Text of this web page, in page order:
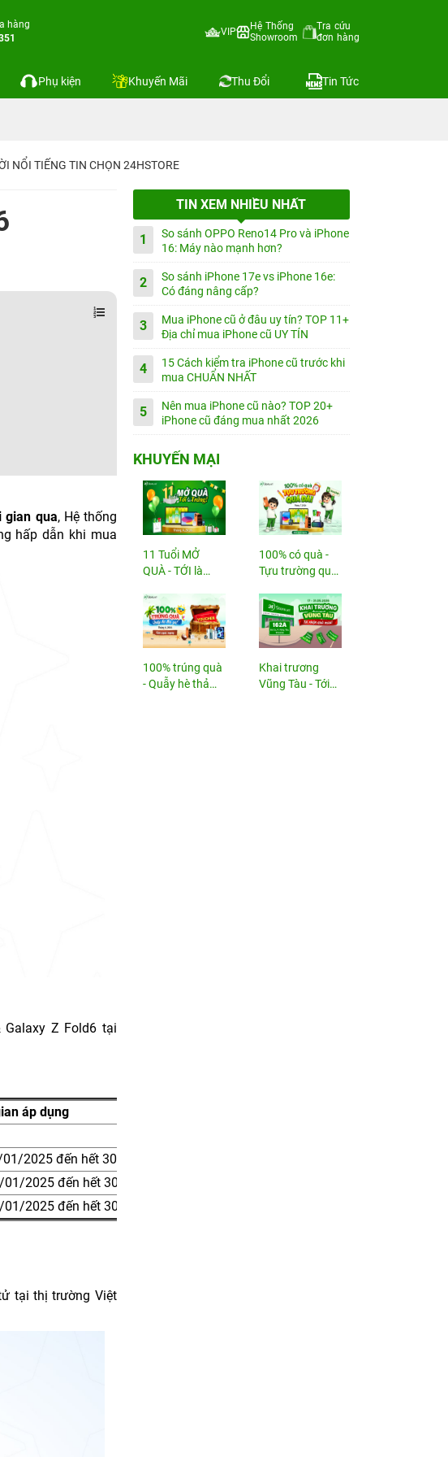
hàng
VIP
Hệ Thống
Showroom
Tra cứu
đơn hàng
Phụ kiện Khuyến Mãi Thu Đổi Tin Tức
NỔI TIẾNG TIN CHỌN 24HSTORE
gian qua, Hệ thống
hấp dẫn khi mua
Z Fold6 tại
áp dụng
2025 đến hết 30/06/2025
2025 đến hết 30/06/2025
2025 đến hết 30/06/2025
tại thị trường Việt
TIN XEM NHIỀU NHẤT
1
So sánh OPPO Reno14 Pro và iPhone
16: Máy nào mạnh hơn?
2
So sánh iPhone 17e vs iPhone 16e:
Có đáng nâng cấp?
3
Mua iPhone cũ ở đâu uy tín? TOP 11+
Địa chỉ mua iPhone cũ UY TÍN
4
15 Cách kiểm tra iPhone cũ trước khi
mua CHUẨN NHẤT
5
Nên mua iPhone cũ nào? TOP 20+
iPhone cũ đáng mua nhất 2026
KHUYẾN MẠI
11 Tuổi MỞ
QUÀ - TỚI là
100% có quà -
Tựu trường quá
100% trúng quà
- Quẫy hè thả
Khai trương
Vũng Tàu - Tới